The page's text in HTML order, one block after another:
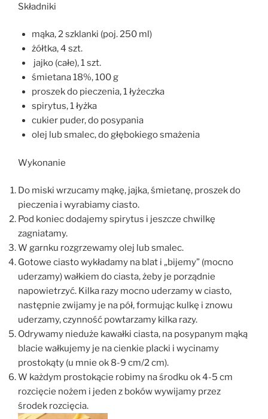
Składniki
mąka, 2 szklanki (poj. 250 ml)
żółtka, 4 szt.
jajko (całe), 1 szt.
śmietana 18%, 100 g
proszek do pieczenia, 1 łyżeczka
spirytus, 1 łyżka
cukier puder, do posypania
olej lub smalec, do głębokiego smażenia
Wykonanie
Do miski wrzucamy mąkę, jajka, śmietanę, proszek do
pieczenia i wyrabiamy ciasto.
Pod koniec dodajemy spirytus i jeszcze chwilkę
zagniatamy.
W garnku rozgrzewamy olej lub smalec.
Gotowe ciasto wykładamy na blat i „bijemy” (mocno
uderzamy) wałkiem do ciasta, żeby je porządnie
napowietrzyć. Kilka razy mocno uderzamy w ciasto,
następnie zwijamy je na pół, formując kulkę i znowu
uderzamy, czynność powtarzamy kilka razy.
Odrywamy nieduże kawałki ciasta, na posypanym mąką
blacie wałkujemy je na cienkie placki i wycinamy
prostokąty (u mnie ok 8-9 cm/2 cm).
W każdym prostokącie robimy na środku ok 4-5 cm
rozcięcie nożem i jeden z boków wywijamy przez
środek rozcięcia.